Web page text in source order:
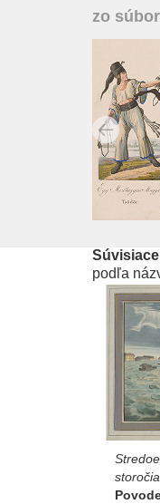
zo
podľa
storočia